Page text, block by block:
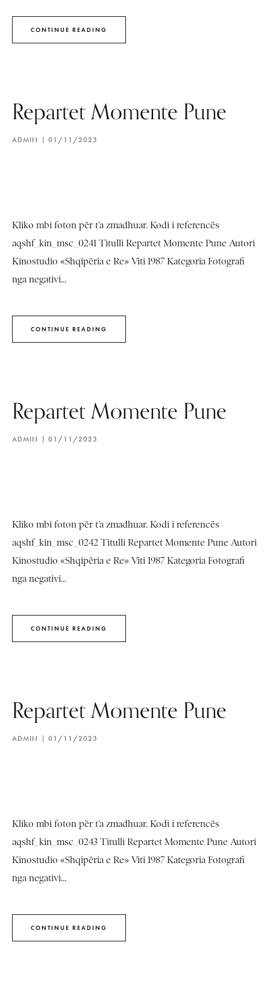
CONTINUE READING
Repartet Momente Pune
ADMIN 01/11/2023
Kliko mbi foton për t’a zmadhuar. Kodi i referencës
aqshf_kin_msc_0241 Titulli Repartet Momente Pune Autori
Kinostudio «Shqipëria e Re» Viti 1987 Kategoria Fotografi
nga negativi...
CONTINUE READING
Repartet Momente Pune
ADMIN 01/11/2023
Kliko mbi foton për t’a zmadhuar. Kodi i referencës
aqshf_kin_msc_0242 Titulli Repartet Momente Pune Autori
Kinostudio «Shqipëria e Re» Viti 1987 Kategoria Fotografi
nga negativi...
CONTINUE READING
Repartet Momente Pune
ADMIN 01/11/2023
Kliko mbi foton për t’a zmadhuar. Kodi i referencës
aqshf_kin_msc_0243 Titulli Repartet Momente Pune Autori
Kinostudio «Shqipëria e Re» Viti 1987 Kategoria Fotografi
nga negativi...
CONTINUE READING